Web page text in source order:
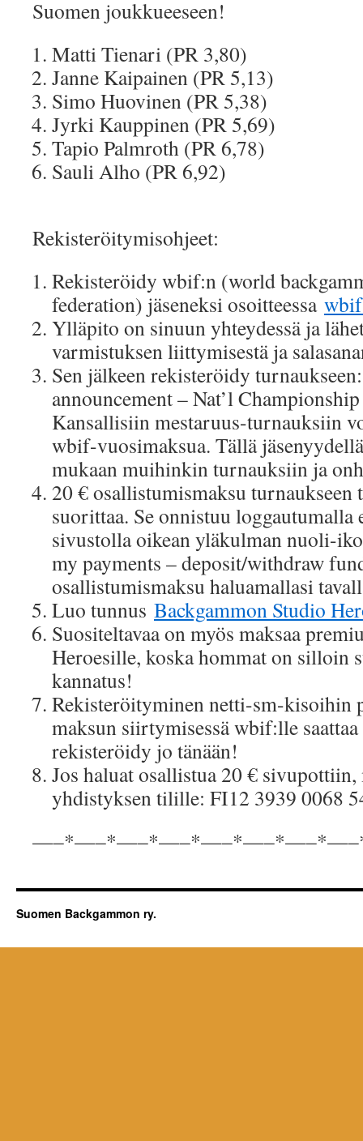
Suomen joukkueeseen!
Matti Tienari (PR 3,80)
Janne Kaipainen (PR 5,13)
Simo Huovinen (PR 5,38)
Jyrki Kauppinen (PR 5,69)
Tapio Palmroth (PR 6,78)
Sauli Alho (PR 6,92)
Rekisteröitymisohjeet:
Rekisteröidy wbif:n (world
federation) jäseneksi osoitteessa
Ylläpito on sinuun yhteydessä ja
varmistuksen liittymisestä ja
Sen jälkeen rekisteröidy
announcement – Nat’l
Kansallisiin mestaruus-turnauksiin
wbif-vuosimaksua. Tällä
mukaan muihinkin turnauksiin ja
20 € osallistumismaksu
suorittaa. Se onnistuu loggautumalla
sivustolla oikean yläkulman nuoli-
my payments – deposit/withdraw
osallistumismaksu haluamallasi
Luo tunnus Backgammon Studio
Suositeltavaa on myös maksaa
Heroesille, koska hommat on silloin
kannatus!
Rekisteröityminen netti-sm-kisoihin
maksun siirtymisessä wbif:lle saattaa
rekisteröidy jo tänään!
Jos haluat osallistua 20 € sivupottiin,
yhdistyksen tilille: FI12 3939 0068
Suomen Backgammon ry.